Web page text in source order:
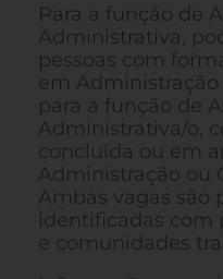
Para a função de
Administrativa,
pessoas com
em Administração
para a função de
Administrativa/o,
concluída ou em
Administração ou
Ambas vagas são
identificadas com
e comunidades